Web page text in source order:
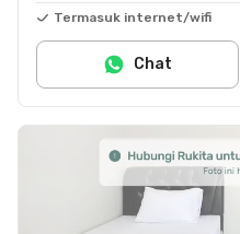
Termasuk internet/wifi
Chat